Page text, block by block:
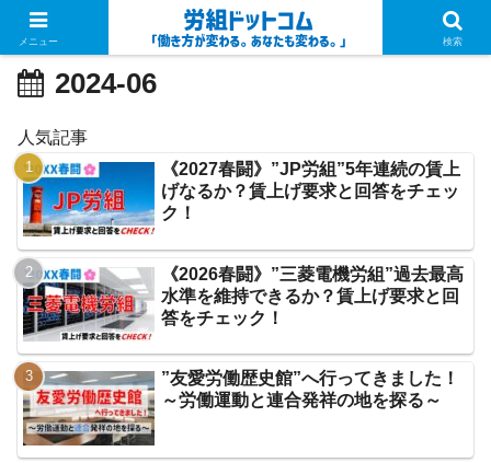
2024-06
人気記事
《2027春闘》”JP労組”5年連続の賃上
げなるか？賃上げ要求と回答をチェッ
ク！
《2026春闘》”三菱電機労組”過去最高
水準を維持できるか？賃上げ要求と回
答をチェック！
”友愛労働歴史館”へ行ってきました！
～労働運動と連合発祥の地を探る～
メニュー 検索